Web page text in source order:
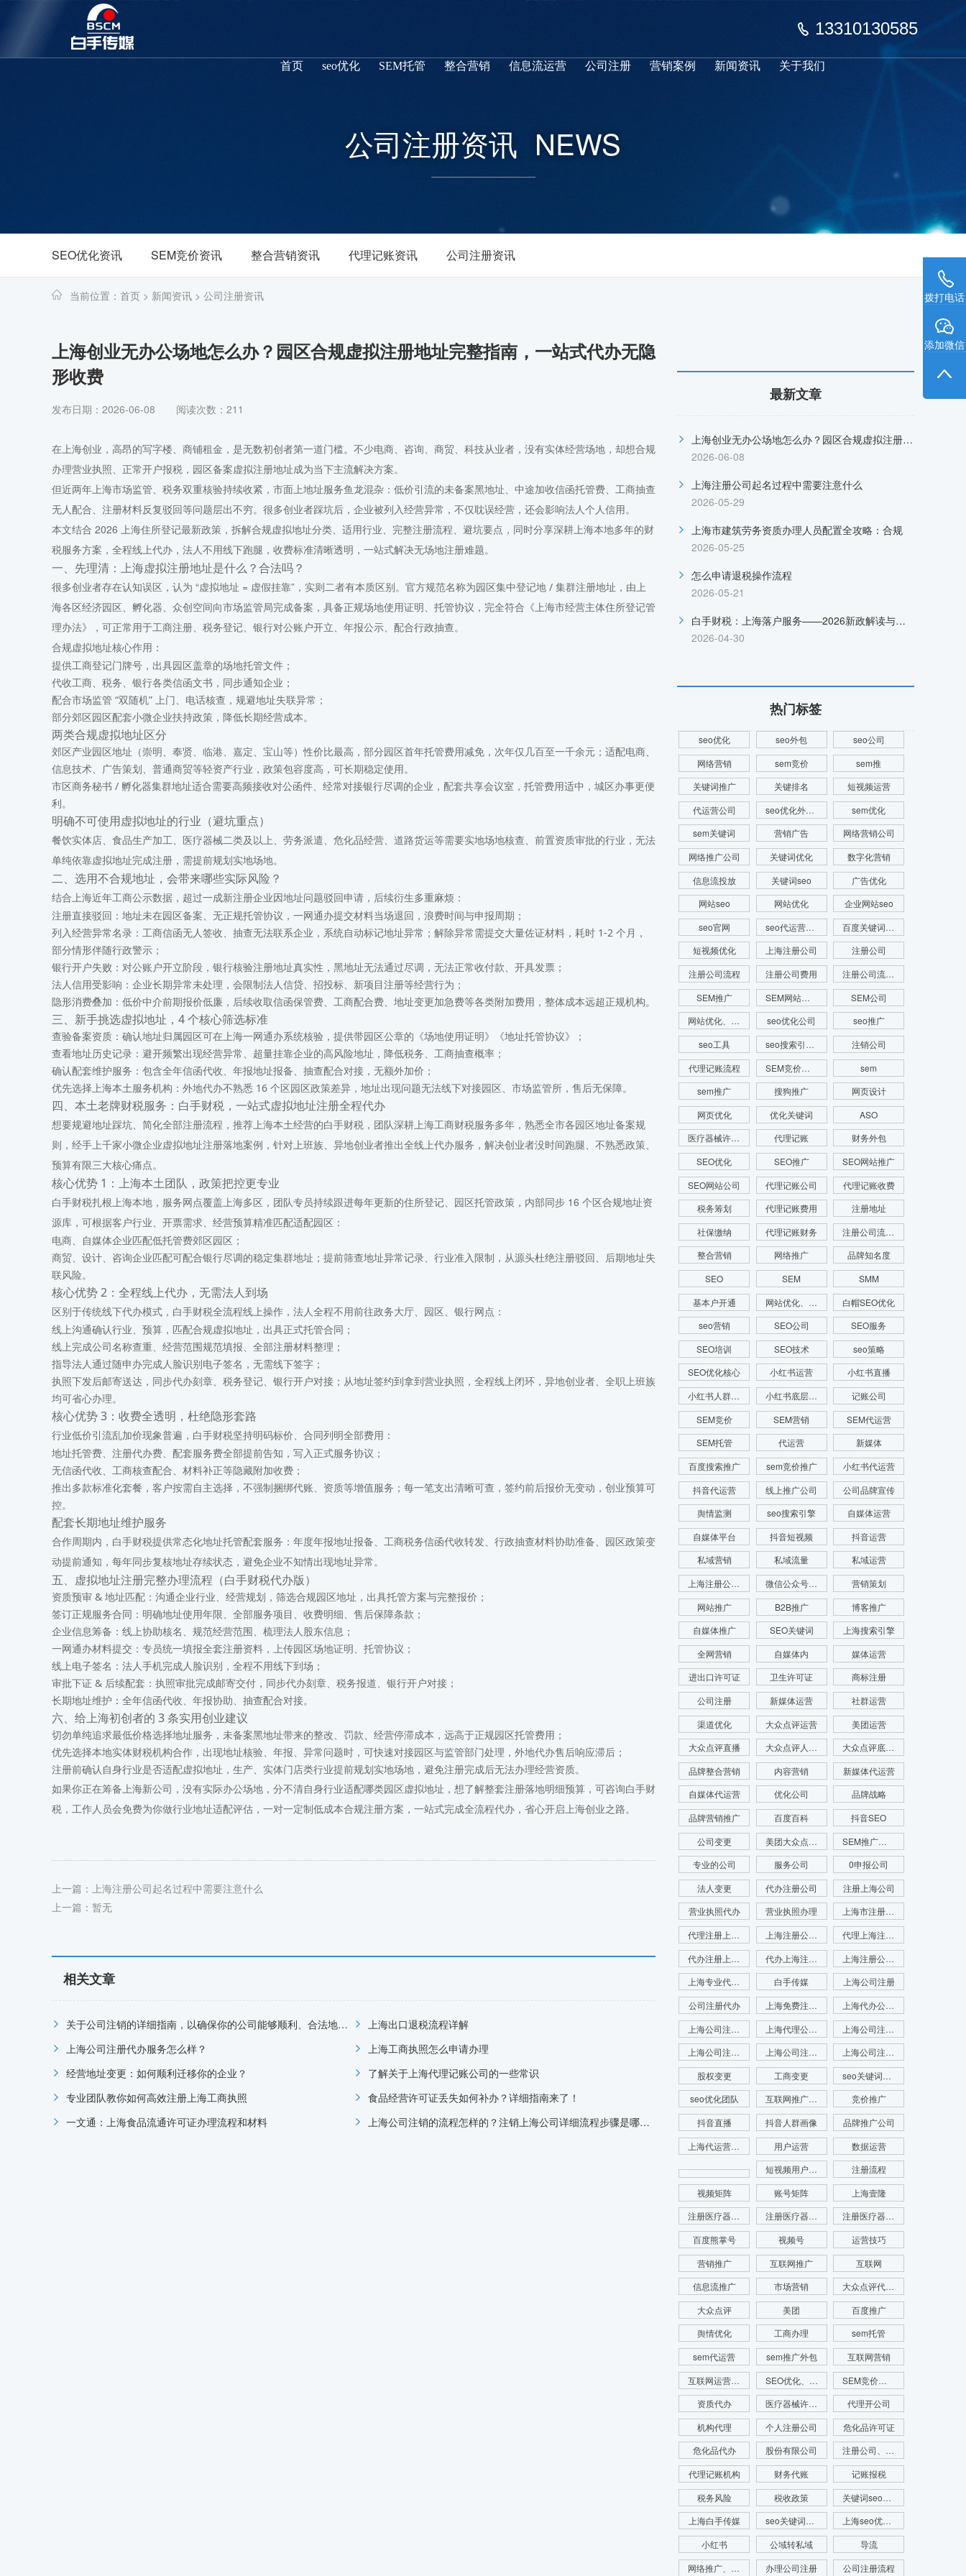
13310130585
首页 seo优化 SEM托管 整合营销 信息流运营 公司注册 营销案例 新闻资讯 关于我们
公司注册资讯 NEWS
SEO优化资讯 SEM竞价资讯 整合营销资讯 代理记账资讯 公司注册资讯
当前位置： 首页 > 新闻资讯 > 公司注册资讯
上海创业无办公场地怎么办？园区合规虚拟注册地址完整指南，一站式代办无隐
形收费
发布日期：2026-06-08 阅读次数：211
在上海创业，高昂的写字楼、商铺租金，是无数初创者第一道门槛。不少电商、咨询、商贸、科技从业者，没有实体经营场地，却想合规
办理营业执照、正常开户报税， 园区备案虚拟注册地址成为当下主流解决方案。
但近两年上海市场监管、税务双重核验持续收紧，市面上地址服务鱼龙混杂：低价引流的未备案黑地址、中途加收信函托管费、工商抽查
无人配合、注册材料反复驳回等问题层出不穷。很多创业者踩坑后，企业被列入经营异常，不仅耽误经营，还会影响法人个人信用。
本文结合 2026 上海住所登记最新政策，拆解合规虚拟地址分类、适用行业、完整注册流程、避坑要点，同时分享深耕上海本地多年的财
税服务方案，全程线上代办，法人不用线下跑腿，收费标准清晰透明，一站式解决无场地注册难题。
一、先理清：上海虚拟注册地址是什么？合法吗？
很多创业者存在认知误区，认为 “虚拟地址 = 虚假挂靠”，实则二者有本质区别。官方规范名称为园区集中登记地 / 集群注册地址 ，由上
海各区经济园区、孵化器、众创空间向市场监管局完成备案，具备正规场地使用证明、托管协议，完全符合《上海市经营主体住所登记管
理办法》，可正常用于工商注册、税务登记、银行对公账户开立、年报公示、配合行政抽查。
合规虚拟地址核心作用：
提供工商登记门牌号，出具园区盖章的场地托管文件；
代收工商、税务、银行各类信函文书，同步通知企业；
配合市场监管 “双随机” 上门、电话核查，规避地址失联异常；
部分郊区园区配套小微企业扶持政策，降低长期经营成本。
两类合规虚拟地址区分
郊区产业园区地址（崇明、奉贤、临港、嘉定、宝山等）性价比最高，部分园区首年托管费用减免，次年仅几百至一千余元；适配电商、
信息技术、广告策划、普通商贸等轻资产行业，政策包容度高，可长期稳定使用。
市区商务秘书 / 孵化器集群地址适合需要高频接收对公函件、经常对接银行尽调的企业，配套共享会议室，托管费用适中，城区办事更便
利。
明确不可使用虚拟地址的行业（避坑重点）
餐饮实体店、食品生产加工、医疗器械二类及以上、劳务派遣、危化品经营、道路货运等需要实地场地核查、前置资质审批的行业，无法
单纯依靠虚拟地址完成注册，需提前规划实地场地。
二、选用不合规地址，会带来哪些实际风险？
结合上海近年工商公示数据，超过一成新注册企业因地址问题驳回申请，后续衍生多重麻烦：
注册直接驳回 ：地址未在园区备案、无正规托管协议，一网通办提交材料当场退回，浪费时间与申报周期；
列入经营异常名录 ：工商信函无人签收、抽查无法联系企业，系统自动标记地址异常；解除异常需提交大量佐证材料，耗时 1-2 个月，
部分情形伴随行政警示；
银行开户失败 ：对公账户开立阶段，银行核验注册地址真实性，黑地址无法通过尽调，无法正常收付款、开具发票；
法人信用受影响 ：企业长期异常未处理，会限制法人信贷、招投标、新项目注册等经营行为；
隐形消费叠加 ：低价中介前期报价低廉，后续收取信函保管费、工商配合费、地址变更加急费等各类附加费用，整体成本远超正规机构。
三、新手挑选虚拟地址，4 个核心筛选标准
查验备案资质 ：确认地址归属园区可在上海一网通办系统核验，提供带园区公章的《场地使用证明》《地址托管协议》；
查看地址历史记录 ：避开频繁出现经营异常、超量挂靠企业的高风险地址，降低税务、工商抽查概率；
确认配套维护服务 ：包含全年信函代收、年报地址报备、抽查配合对接，无额外加价；
优先选择上海本土服务机构 ：外地代办不熟悉 16 个区园区政策差异，地址出现问题无法线下对接园区、市场监管所，售后无保障。
四、本土老牌财税服务：白手财税，一站式虚拟地址注册全程代办
想要规避地址踩坑、简化全部注册流程，推荐上海本土经营的白手财税 ，团队深耕上海工商财税服务多年，熟悉全市各园区地址备案规
则，经手上千家小微企业虚拟地址注册落地案例，针对上班族、异地创业者推出全线上代办服务，解决创业者没时间跑腿、不熟悉政策、
预算有限三大核心痛点。
核心优势 1：上海本土团队，政策把控更专业
白手财税扎根上海本地，服务网点覆盖上海多区，团队专员持续跟进每年更新的住所登记、园区托管政策，内部同步 16 个区合规地址资
源库，可根据客户行业、开票需求、经营预算精准匹配适配园区：
电商、自媒体企业匹配低托管费郊区园区；
商贸、设计、咨询企业匹配可配合银行尽调的稳定集群地址；提前筛查地址异常记录、行业准入限制，从源头杜绝注册驳回、后期地址失
联风险。
核心优势 2：全程线上代办，无需法人到场
区别于传统线下代办模式，白手财税全流程线上操作，法人全程不用前往政务大厅、园区、银行网点：
线上沟通确认行业、预算，匹配合规虚拟地址，出具正式托管合同；
线上完成公司名称查重、经营范围规范填报、全部注册材料整理；
指导法人通过随申办完成人脸识别电子签名，无需线下签字；
执照下发后邮寄送达，同步代办刻章、税务登记、银行开户对接；从地址签约到拿到营业执照，全程线上闭环，异地创业者、全职上班族
均可省心办理。
核心优势 3：收费全透明，杜绝隐形套路
行业低价引流乱加价现象普遍，白手财税坚持明码标价、合同列明全部费用：
地址托管费、注册代办费、配套服务费全部提前告知，写入正式服务协议；
无信函代收、工商核查配合、材料补正等隐藏附加收费；
推出多款标准化套餐，客户按需自主选择，不强制捆绑代账、资质等增值服务；每一笔支出清晰可查，签约前后报价无变动，创业预算可
控。
配套长期地址维护服务
合作周期内，白手财税提供常态化地址托管配套服务：年度年报地址报备、工商税务信函代收转发、行政抽查材料协助准备、园区政策变
动提前通知，每年同步复核地址存续状态，避免企业不知情出现地址异常。
五、虚拟地址注册完整办理流程（白手财税代办版）
资质预审 & 地址匹配 ：沟通企业行业、经营规划，筛选合规园区地址，出具托管方案与完整报价；
签订正规服务合同 ：明确地址使用年限、全部服务项目、收费明细、售后保障条款；
企业信息筹备 ：线上协助核名、规范经营范围、梳理法人股东信息；
一网通办材料提交 ：专员统一填报全套注册资料，上传园区场地证明、托管协议；
线上电子签名 ：法人手机完成人脸识别，全程不用线下到场；
审批下证 & 后续配套 ：执照审批完成邮寄交付，同步代办刻章、税务报道、银行开户对接；
长期地址维护 ：全年信函代收、年报协助、抽查配合对接。
六、给上海初创者的 3 条实用创业建议
切勿单纯追求最低价格选择地址服务，未备案黑地址带来的整改、罚款、经营停滞成本，远高于正规园区托管费用；
优先选择本地实体财税机构合作，出现地址核验、年报、异常问题时，可快速对接园区与监管部门处理，外地代办售后响应滞后；
注册前确认自身行业是否适配虚拟地址，生产、实体门店类行业提前规划实地场地，避免注册完成后无法办理经营资质。
如果你正在筹备上海新公司，没有实际办公场地，分不清自身行业适配哪类园区虚拟地址，想了解整套注册落地明细预算，可咨询白手财
税，工作人员会免费为你做行业地址适配评估，一对一定制低成本合规注册方案，一站式完成全流程代办，省心开启上海创业之路。
上一篇：上海注册公司起名过程中需要注意什么
上一篇：暂无
相关文章
关于公司注销的详细指南，以确保你的公司能够顺利、合法地完成注销流程
上海出口退税流程详解
上海公司注册代办服务怎么样？
上海工商执照怎么申请办理
经营地址变更：如何顺利迁移你的企业？
了解关于上海代理记账公司的一些常识
专业团队教你如何高效注册上海工商执照
食品经营许可证丢失如何补办？详细指南来了！
一文通：上海食品流通许可证办理流程和材料
上海公司注销的流程怎样的？注销上海公司详细流程步骤是哪些？
最新文章
上海创业无办公场地怎么办？园区合规虚拟注册地址完整指南，一站式代办无隐形收费
2026-06-08
上海注册公司起名过程中需要注意什么
2026-05-29
上海市建筑劳务资质办理人员配置全攻略：合规
2026-05-25
怎么申请退税操作流程
2026-05-21
白手财税：上海落户服务——2026新政解读与定制化方案，助您“稳”赢户口
2026-04-30
热门标签
seo优化 seo外包
seo公司
网络营销
sem竞价
sem推
关键词推广
关键排名
短视频运营
代运营公司
seo优化外包公司
sem优化
sem关键词
营销广告
网络营销公司
网络推广公司
关键词优化
数字化营销
信息流投放
关键词seo
广告优化
网站seo
网站优化
企业网站seo
seo官网
seo代运营公司
百度关键词优化
短视频优化
上海注册公司
注册公司
注册公司流程
注册公司费用
注册公司流程及费用
SEM推广
SEM网站推广
SEM公司
网站优化、SEM推广、SEM托管、关键词推广
seo优化公司
seo推广
seo工具
seo搜索引擎优化
注销公司
代理记账流程
SEM竞价推广
sem
sem推广
搜狗推广
网页设计
网页优化
优化关键词
ASO
医疗器械许可证
代理记账
财务外包
SEO优化
SEO推广
SEO网站推广
SEO网站公司
代理记账公司
代理记账收费
税务筹划
代理记账费用
注册地址
社保缴纳
代理记账财务
注册公司流程费用
整合营销
网络推广
品牌知名度
SEO
SEM
SMM
基本户开通
网站优化、SEO优化、SEO网站优化、关键词优化
白帽SEO优化
seo营销
SEO公司
SEO服务
SEO培训
SEO技术
seo策略
SEO优化核心
小红书运营
小红书直播
小红书人群画像
小红书底层逻辑
记账公司
SEM竞价
SEM营销
SEM代运营
SEM托管
代运营
新媒体
百度搜索推广
sem竞价推广
小红书代运营
抖音代运营
线上推广公司
公司品牌宣传
舆情监测
seo搜索引擎
自媒体运营
自媒体平台
抖音短视频
抖音运营
私域营销
私域流量
私域运营
上海注册公司费用
微信公众号运营
营销策划
网站推广
B2B推广
博客推广
自媒体推广
SEO关键词
上海搜索引擎
全网营销
自媒体内
媒体运营
进出口许可证
卫生许可证
商标注册
公司注册
新媒体运营
社群运营
渠道优化
大众点评运营
美团运营
大众点评直播
大众点评人群画像
大众点评底层逻辑
品牌整合营销
内容营销
新媒体代运营
自媒体代运营
优化公司
品牌战略
品牌营销推广
百度百科
抖音SEO
公司变更
美团大众点评运营
SEM推广公司
专业的公司
服务公司
0申报公司
法人变更
代办注册公司
注册上海公司
营业执照代办
营业执照办理
上海市注册公司
代理注册上海公司
上海注册公司代办
代理上海注册公司
代办注册上海公司
代办上海注册公司
上海注册公司咨询
上海专业代理注册公司
白手传媒
上海公司注册
公司注册代办
上海免费注册公司
上海代办公司注册
上海公司注册查名
上海代理公司注册
上海公司注册查询
上海公司注册咨询
上海公司注册代理
上海公司注册流程
股权变更
工商变更
seo关键词优化
seo优化团队
互联网推广公司
竞价推广
抖音直播
抖音人群画像
品牌推广公司
上海代运营公司
用户运营
数据运营
短视频用户画像
注册流程
视频矩阵
账号矩阵
上海壹隆
注册医疗器械公司
注册医疗器械公司代办
注册医疗器械公司电话
百度熊掌号
视频号
运营技巧
营销推广
互联网推广
互联网
信息流推广
市场营销
大众点评代运营
大众点评
美团
百度推广
舆情优化
工商办理
sem托管
sem代运营
sem推广外包
互联网营销
互联网运营推广
SEO优化、SEO网站排名、网站排名
SEM竞价、SEM竞价排名、网站排名
资质代办
医疗器械许可证代办
代理开公司
机构代理
个人注册公司
危化品许可证
危化品代办
股份有限公司
注册公司、代理记账、注册财税公司、财务服务
代理记账机构
财务代账
记账报税
税务风险
税收政策
关键词seo优化
上海白手传媒
seo关键词优化费用
上海seo优化公司
小红书
公域转私域
导流
网络推广、seo优化、新媒体运营、舆情管理、舆情系统监测、app开发、官网搭建
办理公司注册 公司注册流程
拨打电话
添加微信